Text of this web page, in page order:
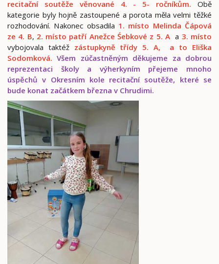
recitační soutěže věnované 4. - 5- ročníkům. Obě
kategorie byly hojně zastoupené a porota měla velmi těžké
rozhodování. Nakonec obsadila 1. místo Melinda Čápová
ze 4. B, 2. místo patří Anežce Śebkové z 5. Aa 3. místo
vybojovala taktéž zástupkyně třídy 5. A, a to Eliška
Sodomková. Všem zúčastněným děkujeme za dobrou
reprezentaci školy a výherkyním přejeme mnoho
úspěchů v Okresním kole recitační soutěže, které se
bude konat začátkem března v Chrudimi.